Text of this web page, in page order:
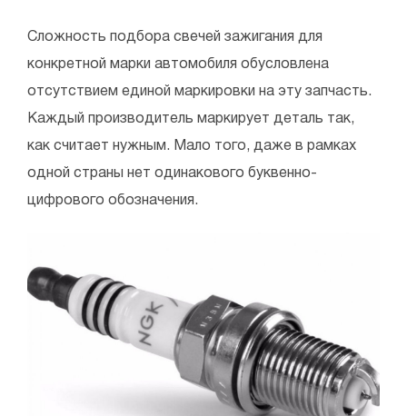
Сложность подбора свечей зажигания для
конкретной марки автомобиля обусловлена
отсутствием единой маркировки на эту запчасть.
Каждый производитель маркирует деталь так,
как считает нужным. Мало того, даже в рамках
одной страны нет одинакового буквенно-
цифрового обозначения.